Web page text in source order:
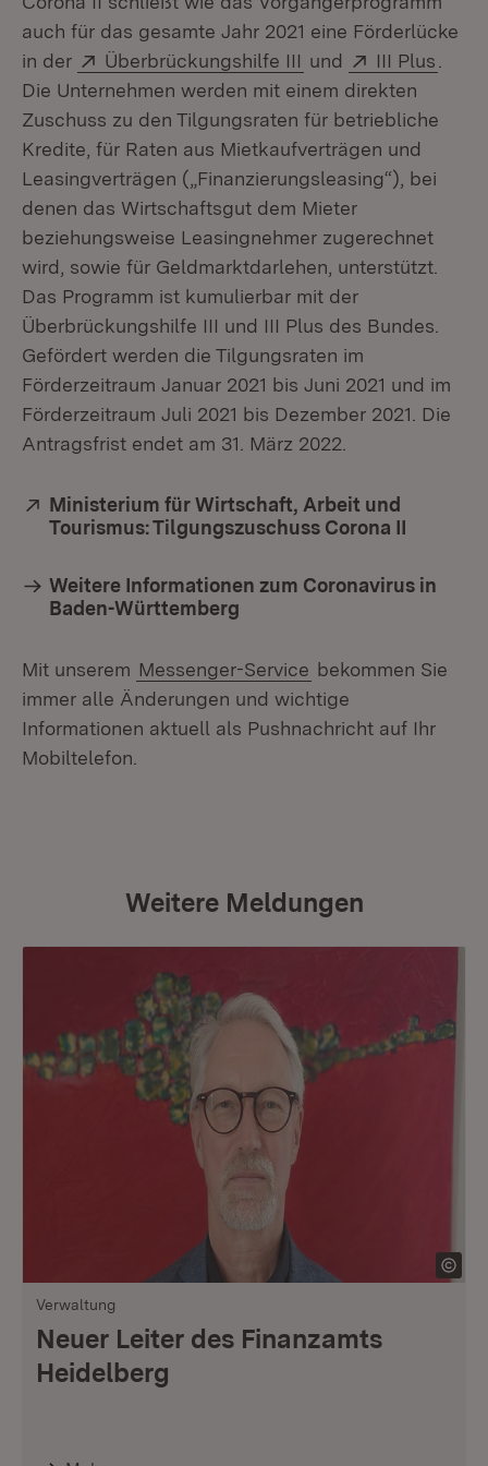
auch für das gesamte Jahr 2021 eine Förderlücke
in der
Extern:
Überbrückungshilfe III (Öffnet in neuem
und Extern:
III Plus
Die Unternehmen werden mit einem direkten
Zuschuss zu den Tilgungsraten für betriebliche
Kredite, für Raten aus Mietkaufverträgen und
Leasingverträgen („Finanzierungsleasing“), bei
denen das Wirtschaftsgut dem Mieter
beziehungsweise Leasingnehmer zugerechnet
wird, sowie für Geldmarktdarlehen, unterstützt.
Das Programm ist kumulierbar mit der
Überbrückungshilfe III und III Plus des Bundes.
Gefördert werden die Tilgungsraten im
Förderzeitraum Januar 2021 bis Juni 2021 und im
Förderzeitraum Juli 2021 bis Dezember 2021. Die
Antragsfrist endet am 31. März 2022.
Extern:
Ministerium für Wirtschaft, Arbeit und
Tourismus: Tilgungszuschuss Corona II
Weitere Informationen zum Coronavirus in
Baden-Württemberg
Mit unserem Messenger-Service bekommen Sie
immer alle Änderungen und wichtige
Informationen aktuell als Pushnachricht auf Ihr
Mobiltelefon.
Weitere Meldungen
Verwaltung
Neuer Leiter des Finanzamts
Heidelberg